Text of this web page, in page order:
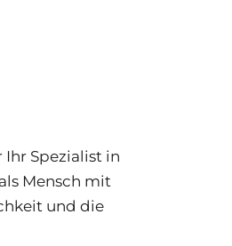
Spezialist in
Mensch mit
und die